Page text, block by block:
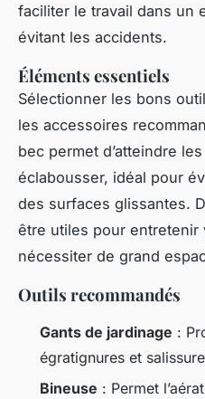
faciliter le travail dans un
évitant les accidents.
Éléments essentiels
Sélectionner les bons
les accessoires
bec permet d’atteindre
éclabousser, idéal pour
des surfaces glissantes.
être utiles pour entretenir
nécessiter de grand
Outils recommandés
Gants de jardinage :
égratignures et
Bineuse : Permet